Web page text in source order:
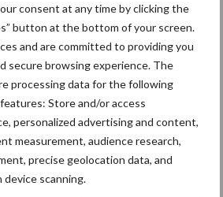
consent at any time by clicking the
button at the bottom of your screen.
and are committed to providing you
secure browsing experience. The
processing data for the following
Store and/or access
personalized advertising and content,
measurement, audience research,
precise geolocation data, and
scanning.
kondigt nieuwe trekker aan deze
kondigt nieuwe trekker aan deze
trekker: Case IH Magnum 7250
in beeld: Landbouwwerken